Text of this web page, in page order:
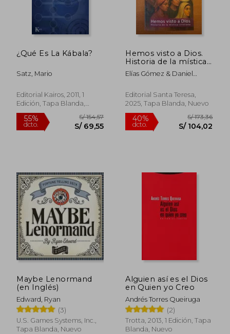
55%
dcto.
S/ 203,49
S/ 91,57
55%
dcto.
¿Qué Es La Kábala?
Satz, Mario
Editorial Kairos, 2011, 1
Edición, Tapa Blanda,
Nuevo
Hemos visto a Dios.
Historia de la mística
cristiana
Elías Gómez & Daniel
Editorial Santa Teresa,
2025, Tapa Blanda, Nuevo
Maybe Lenormand
(en Inglés)
Edward, Ryan
(3)
U.S. Games Systems, Inc.,
Tapa Blanda, Nuevo
Alguien así es el Dios
en Quien yo Creo
Andrés Torres Queiruga
(2)
Trotta, 2013, 1 Edición, Tapa
Blanda, Nuevo